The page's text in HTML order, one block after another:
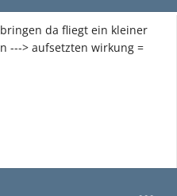
da fliegt ein kleiner
---> aufsetzten wirkung =